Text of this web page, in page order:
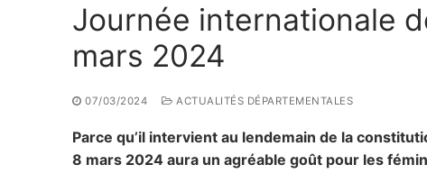
Journée internationale
mars 2024
07/03/2024 ACTUALITÉS DÉPARTEMENTALES
Parce qu’il intervient au lendemain de la
8 mars 2024 aura un agréable goût pour les